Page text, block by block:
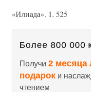
«Илиада». 1. 525
Более 800 000
Получи 2 месяца
подарок и
чтением